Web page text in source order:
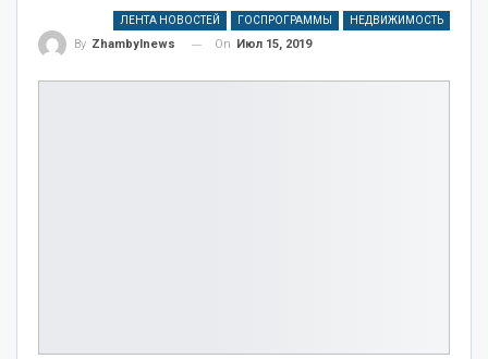
ЛЕНТА НОВОСТЕЙ ГОСПРОГРАММЫ НЕДВИЖИМОСТЬ
By Zhambylnews On Июл 15, 2019